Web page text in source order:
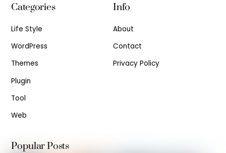
Categories
Life Style
WordPress
Themes
Plugin
Tool
Web
Info
About
Contact
Privacy Policy
Popular Posts